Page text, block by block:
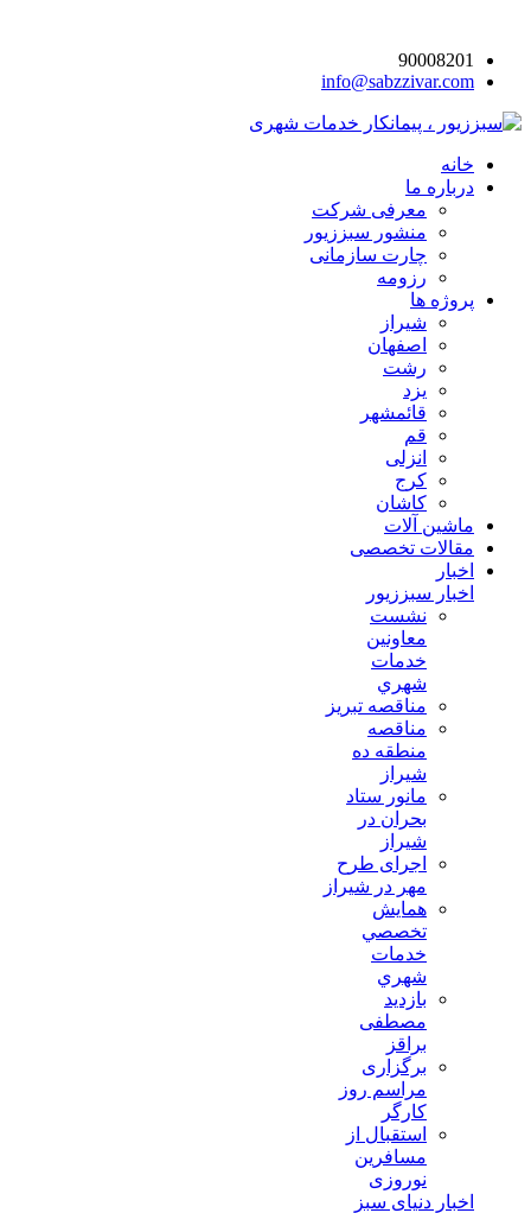
90008201
info@sabzzivar.com
خانه
درباره ما
معرفی شرکت
منشور سبززیور
چارت سازمانی
رزومه
پروژه ها
شیراز
اصفهان
رشت
یزد
قائمشهر
قم
انزلی
کرج
کاشان
ماشین آلات
مقالات تخصصی
اخبار
اخبار سبززیور
نشست
معاونين
خدمات
شهري
مناقصه تبريز
مناقصه
منطقه ده
شیراز
مانور ستاد
بحران در
شیراز
اجرای طرح
مهر در شیراز
همايش
تخصصي
خدمات
شهري
بازدید
مصطفی
براقز
برگزاری
مراسم روز
کارگر
استقبال از
مسافرین
نوروزی
اخبار دنیای سبز